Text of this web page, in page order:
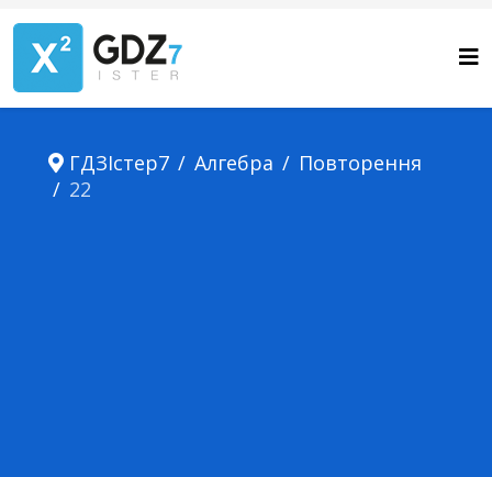
ГДЗІстер7 Алгебра
Повторення
22